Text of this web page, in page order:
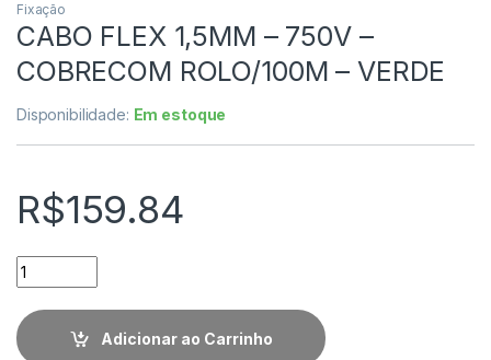
Fixação
CABO FLEX 1,5MM – 750V –
COBRECOM ROLO/100M – VERDE
Disponibilidade: Em estoque
R$159.84
Quantidade
Adicionar ao Carrinho